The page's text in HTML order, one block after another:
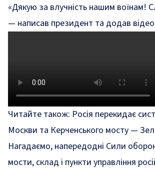
«Дякую за влучність нашим воїнам!
— написав президент та додав відео
Читайте також: Росія перекидає
Москви та Керченського мосту —
Нагадаємо, напередодні Сили
мости, склад і пункти управління